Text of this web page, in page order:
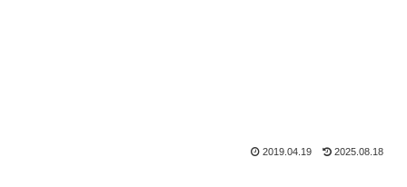
2019.04.19 2025.08.18